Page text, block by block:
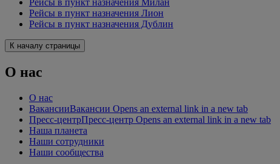
Рейсы в пункт назначения Милан
Рейсы в пункт назначения Лион
Рейсы в пункт назначения Дублин
К началу страницы
О нас
О нас
ВакансииВакансии Opens an external link in a new tab
Пресс-центрПресс-центр Opens an external link in a new tab
Наша планета
Наши сотрудники
Наши сообщества